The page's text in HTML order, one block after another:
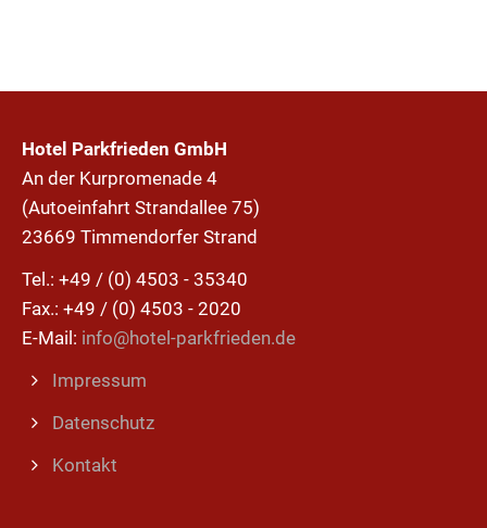
Hotel Parkfrieden GmbH
An der Kurpromenade 4
(Autoeinfahrt Strandallee 75)
23669 Timmendorfer Strand
Tel.: +49 / (0) 4503 - 35340
Fax.: +49 / (0) 4503 - 2020
E-Mail: info@hotel-parkfrieden.de
Impressum
Datenschutz
Kontakt